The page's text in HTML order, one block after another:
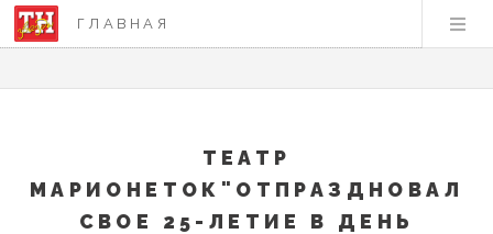
ГЛАВНАЯ
ТЕАТР
МАРИОНЕТОК"ОТПРАЗДНОВАЛ
СВОЕ 25-ЛЕТИЕ В ДЕНЬ